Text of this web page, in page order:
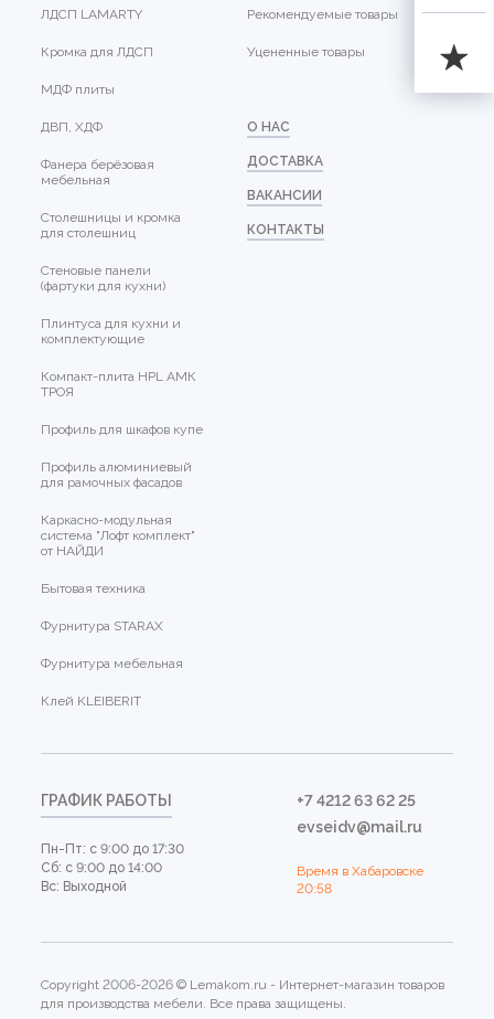
ЛДСП LAMARTY
Кромка для ЛДСП
МДФ плиты
ДВП, ХДФ
Фанера берёзовая
мебельная
Столешницы и кромка
для столешниц
Стеновые панели
(фартуки для кухни)
Плинтуса для кухни и
комплектующие
Компакт-плита HPL АМК
ТРОЯ
Профиль для шкафов купе
Профиль алюминиевый
для рамочных фасадов
Каркасно-модульная
система "Лофт комплект"
от НАЙДИ
Бытовая техника
Фурнитура STARAX
Фурнитура мебельная
Клей KLEIBERIT
Рекомендуемые товары
Уцененные товары
О НАС
ДОСТАВКА
ВАКАНСИИ
КОНТАКТЫ
ГРАФИК РАБОТЫ
Пн-Пт: с 9:00 до 17:30
Сб: с 9:00 до 14:00
Вс: Выходной
+7 4212 63 62 25
evseidv@mail.ru
Время в Хабаровске
20:58
Copyright 2006-2026 © Lemakom.ru - Интернет-магазин товаров
для производства мебели. Все права защищены.